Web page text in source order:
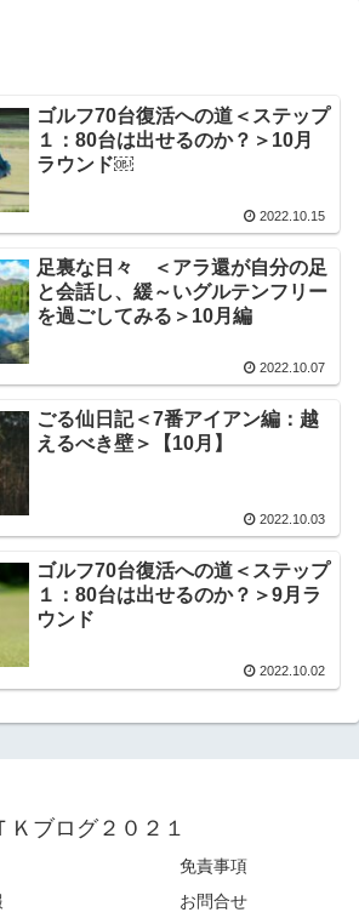
ゴルフ70台復活への道＜ステップ
１：80台は出せるのか？＞10月
ラウンド￼
2022.10.15
足裏な日々 ＜アラ還が自分の足
と会話し、緩～いグルテンフリー
を過ごしてみる＞10月編
2022.10.07
ごる仙日記＜7番アイアン編：越
えるべき壁＞【10月】
2022.10.03
ゴルフ70台復活への道＜ステップ
１：80台は出せるのか？＞9月ラ
ウンド
2022.10.02
Ｋブログ２０２１
免責事項
お問合せ